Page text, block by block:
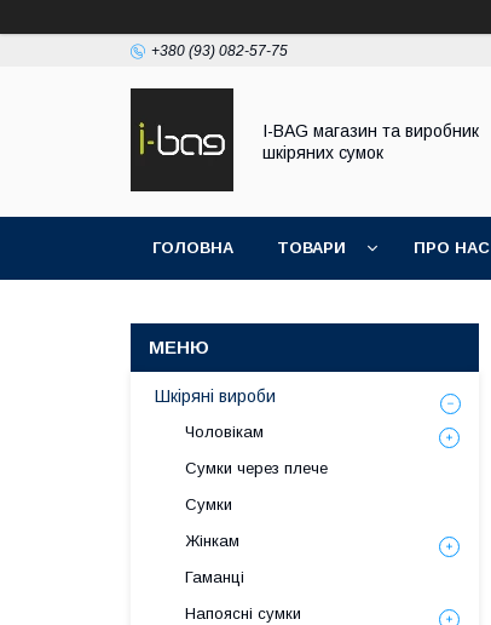
+380 (93) 082-57-75
I-BAG магазин та виробник
шкіряних сумок
ГОЛОВНА ТОВАРИ ПРО НАС
Шкіряні вироби
Чоловікам
Сумки через плече
Сумки
Жінкам
Гаманці
Напоясні сумки